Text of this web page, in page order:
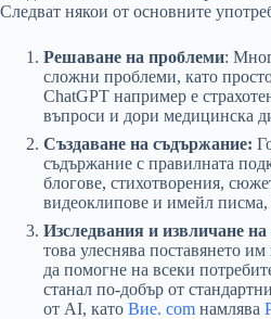
Следват някои от основните
Решаване на проблеми:
сложни проблеми, като
ChatGPT например е
въпроси и дори медицинска
Създаване на съдържание:
съдържание с правилната
блогове, стихотворения,
видеоклипове и имейл писма,
Изследвания и извличане
това улеснява поставянето
да помогне на всеки
станал по-добър от
от AI, като Вие. com намлява